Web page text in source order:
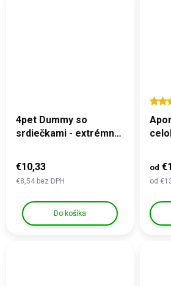
4pet Dummy so
srdiečkami - extrémne
€8,54 bez DPH
€10,33
Do košíka
od
od